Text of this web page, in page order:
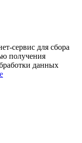
сервис для сбора
получения
данных